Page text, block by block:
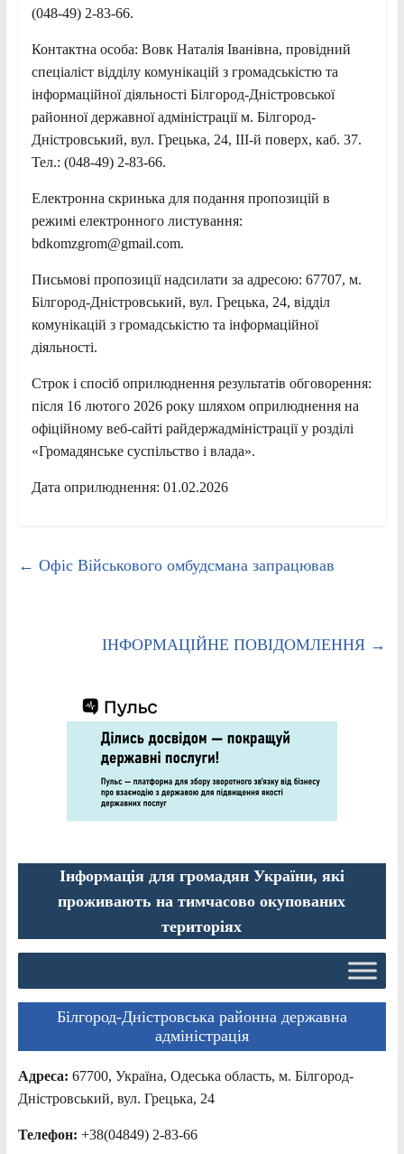
(048-49) 2-83-66.
Контактна особа: Вовк Наталія Іванівна, провідний
спеціаліст відділу комунікацій з громадськістю та
інформаційної діяльності Білгород-Дністровської
районної державної адміністрації м. Білгород-
Дністровський, вул. Грецька, 24, IІІ-й поверх, каб. 37.
Тел.: (048-49) 2-83-66.
Електронна скринька для подання пропозицій в
режимі електронного листування:
bdkomzgrom@gmail.com.
Письмові пропозиції надсилати за адресою: 67707, м.
Білгород-Дністровський, вул. Грецька, 24, відділ
комунікацій з громадськістю та інформаційної
діяльності.
Строк і спосіб оприлюднення результатів обговорення:
після 16 лютого 2026 року шляхом оприлюднення на
офіційному веб-сайті райдержадміністрації у розділі
«Громадянське суспільство і влада».
Дата оприлюднення: 01.02.2026
← Офіс Військового омбудсмана запрацював
ІНФОРМАЦІЙНЕ ПОВІДОМЛЕННЯ →
Інформація для громадян України, які
проживають на тимчасово окупованих
територіях
Білгород-Дністровська районна державна
адміністрація
Адреса: 67700, Україна, Одеська область, м. Білгород-
Дністровський, вул. Грецька, 24
Телефон: +38(04849) 2-83-66